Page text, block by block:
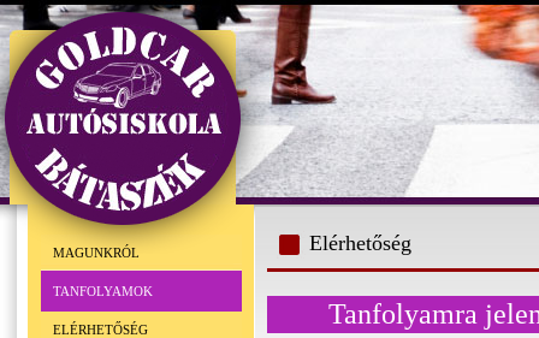
MAGUNKRÓL
TANFOLYAMOK
ELÉRHETŐSÉG
Elérhetőség
Tanfolyamra